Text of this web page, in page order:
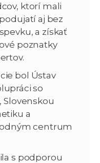
ktorí mali
aj bez
a získať
poznatky
bol Ústav
so
Slovenskou
a
centrum
s podporou